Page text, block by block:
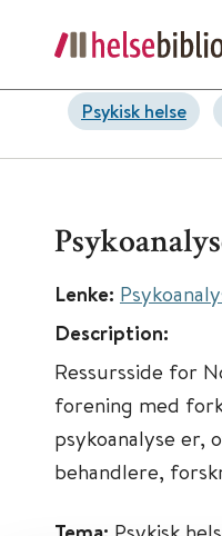
Psykisk helse
Lenke:
Description:
Ressursside for
forening med
psykoanalyse er,
behandlere,